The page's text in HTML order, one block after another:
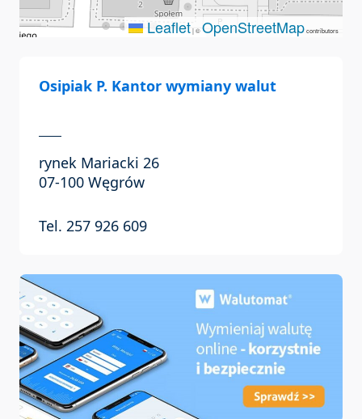
Leaflet|©OpenStreetMapcontributors
Osipiak P. Kantor wymiany walut
rynek Mariacki 26
07-100 Węgrów
Tel. 257 926 609